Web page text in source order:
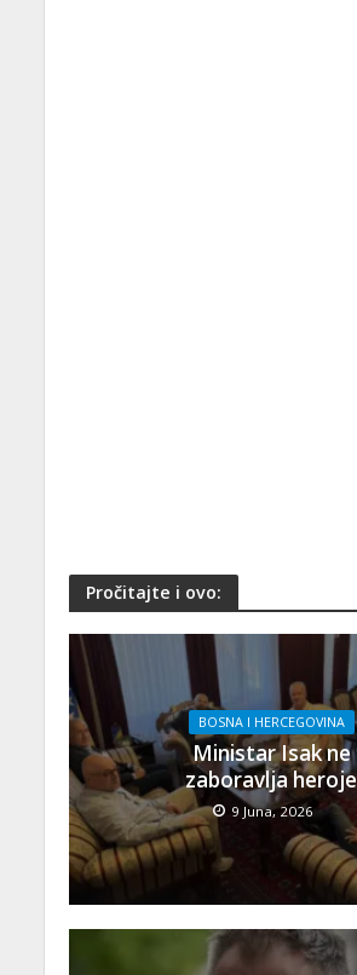
Pročitajte i ovo:
BOSNA I HERCEGOVINA
Ministar Isak ne
zaboravlja heroje
9 Juna, 2026